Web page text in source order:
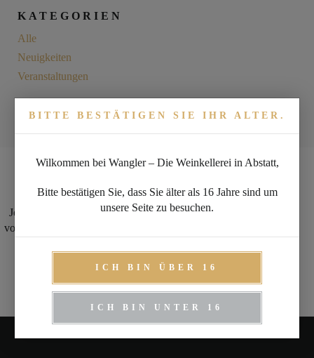
BITTE BESTÄTIGEN SIE IHR ALTER.
Wilkommen bei Wangler – Die Weinkellerei in Abstatt,
Bitte bestätigen Sie, dass Sie älter als 16 Jahre sind um
unsere Seite zu besuchen.
ICH BIN ÜBER 16
ICH BIN UNTER 16
KATEGORIEN
Alle
Neuigkeiten
Veranstaltungen
NEUER WEIN 2020
Jetzt für alle Selbstabholer. Wanglers neuer Wein – ganz frisch
von der Presse. Spritzig und frisch, also das perfekte Getränk für